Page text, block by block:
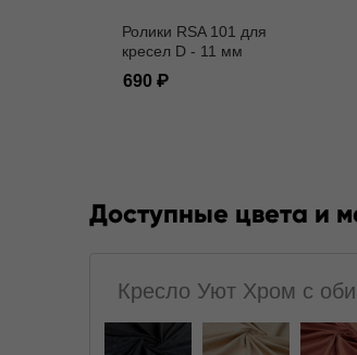
Ролики RSA 101 для
кресел D - 11 мм
690
Доступные цвета и
Кресло Уют Хром с